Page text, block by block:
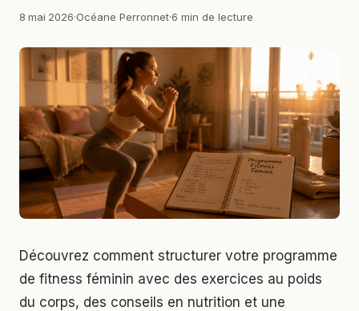
8 mai 2026·Océane Perronnet·6 min de lecture
Découvrez comment structurer votre programme
de fitness féminin avec des exercices au poids
du corps, des conseils en nutrition et une